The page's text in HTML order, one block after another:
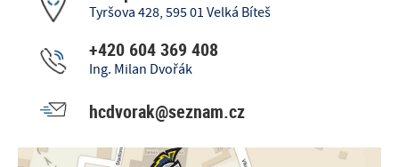
Tyršova 428, 595 01 Velká Bíteš
+420 604 369 408
Ing. Milan Dvořák
hcdvorak@seznam.cz